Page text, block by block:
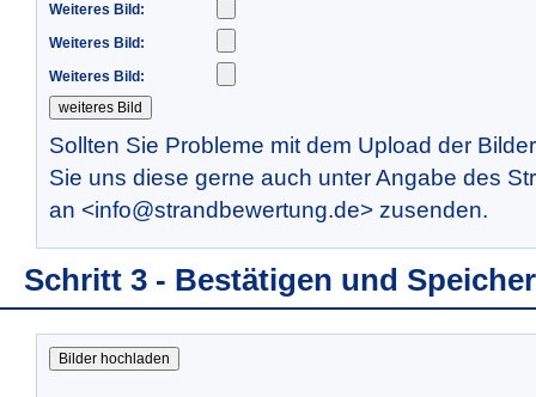
Weiteres Bild:
Weiteres Bild:
Weiteres Bild:
Sollten Sie Probleme mit dem Upload der
Sie uns diese gerne auch unter Angabe des
an <info@strandbewertung.de> zusenden.
Schritt 3 - Bestätigen und